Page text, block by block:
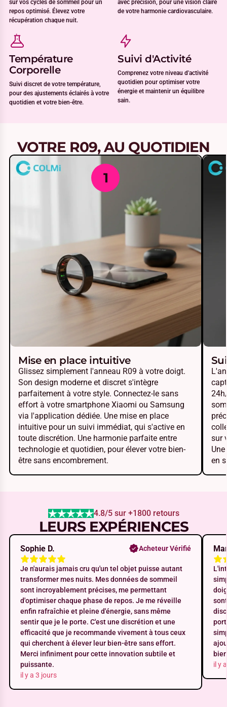
sur vos cycles de sommeil pour un
repos optimisé. Élevez votre
récupération chaque nuit.
avec précision, pour une vision claire
de votre harmonie cardiovasculaire.
Température
Corporelle
Suivi discret de votre température,
pour des ajustements éclairés à votre
quotidien et votre bien-être.
Suivi d'Activité
Comprenez votre niveau d'activité
quotidien pour optimiser votre
énergie et maintenir un équilibre
sain.
VOTRE R09, AU QUOTIDIEN
1
Mise en place intuitive
Glissez simplement l'anneau R09 à votre doigt.
Son design moderne et discret s'intègre
parfaitement à votre style. Connectez-le sans
effort à votre smartphone Xiaomi ou Samsung
via l'application dédiée. Une mise en place
intuitive pour un suivi immédiat, qui s'active en
toute discrétion. Une harmonie parfaite entre
technologie et quotidien, pour élever votre bien-
être sans encombrement.
sur
en
4.8/5 sur +1800 retours
LEURS EXPÉRIENCES
Sophie D. Acheteur Vérifié
Je n'aurais jamais cru qu'un tel objet puisse autant
transformer mes nuits. Mes données de sommeil
sont incroyablement précises, me permettant
d'optimiser chaque phase de repos. Je me réveille
enfin rafraîchie et pleine d'énergie, sans même
sentir que je le porte. C'est une discrétion et une
efficacité que je recommande vivement à tous ceux
qui cherchent à élever leur bien-être sans effort.
Merci infiniment pour cette innovation subtile et
puissante.
il y a 3 jours
il y